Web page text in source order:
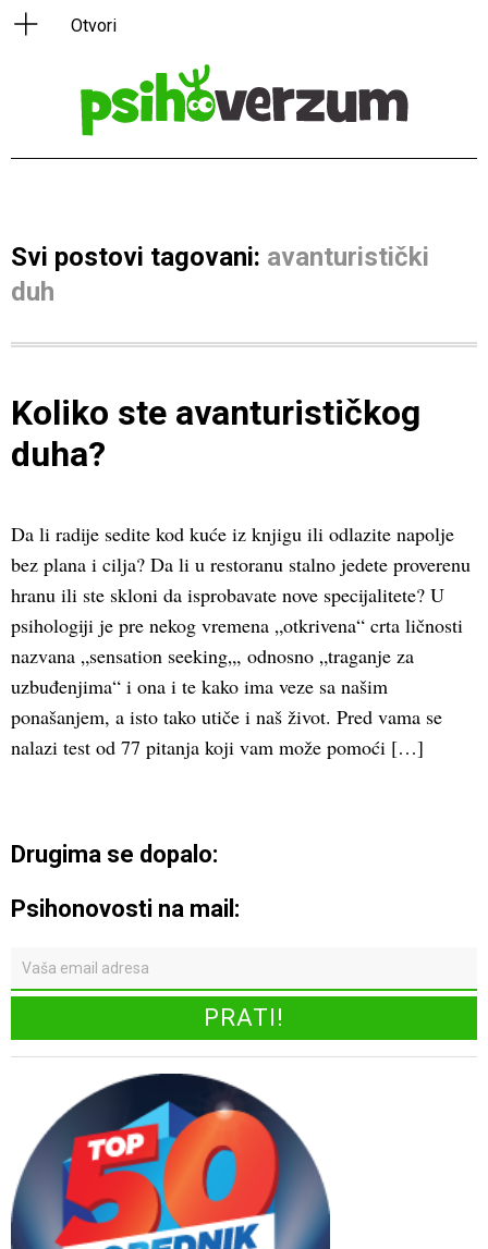
Svi postovi tagovani: avanturistički
duh
Koliko ste avanturističkog
duha?
Da li radije sedite kod kuće iz knjigu ili odlazite napolje
bez plana i cilja? Da li u restoranu stalno jedete proverenu
hranu ili ste skloni da isprobavate nove specijalitete? U
psihologiji je pre nekog vremena „otkrivena“ crta ličnosti
nazvana „sensation seeking„, odnosno „traganje za
uzbuđenjima“ i ona i te kako ima veze sa našim
ponašanjem, a isto tako utiče i naš život. Pred vama se
nalazi test od 77 pitanja koji vam može pomoći […]
Drugima se dopalo:
Psihonovosti na mail: